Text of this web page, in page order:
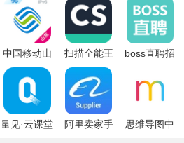
中国移动山
东app掌上
营业厅
扫描全能王
(CamScanner)
boss直聘招
量见·云课堂
阿里卖家手
思维导图中